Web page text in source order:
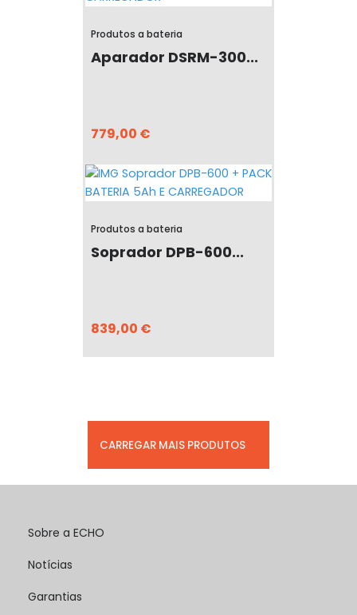
Produtos a bateria
Aparador DSRM-300...
779,00 €
Produtos a bateria
Soprador DPB-600...
839,00 €
CARREGAR MAIS PRODUTOS
Sobre a ECHO
Notícias
Garantias